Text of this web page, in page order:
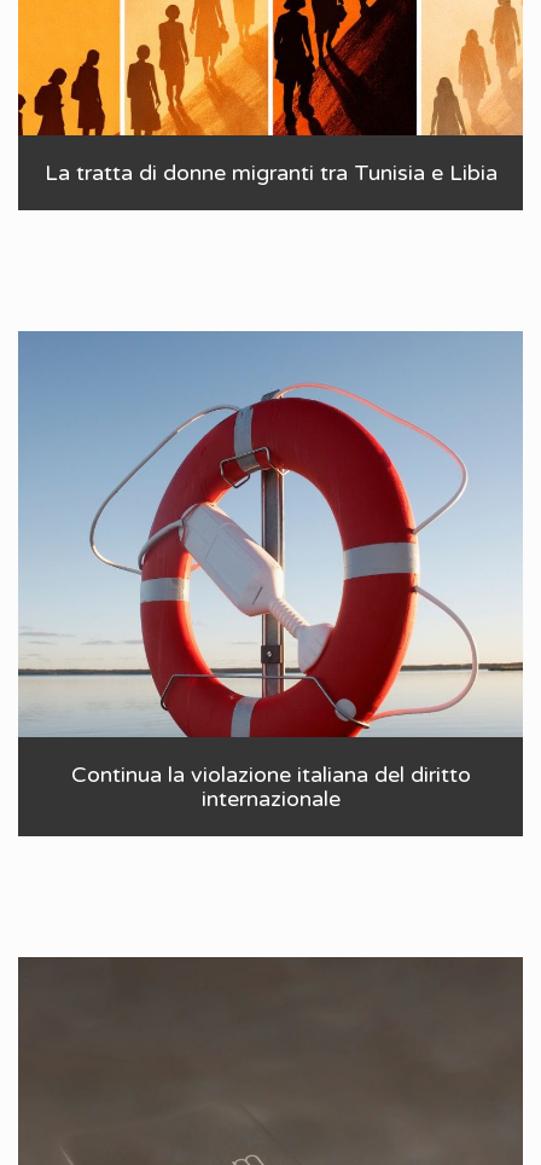
La tratta di donne migranti tra Tunisia e Libia
Continua la violazione italiana del diritto
internazionale